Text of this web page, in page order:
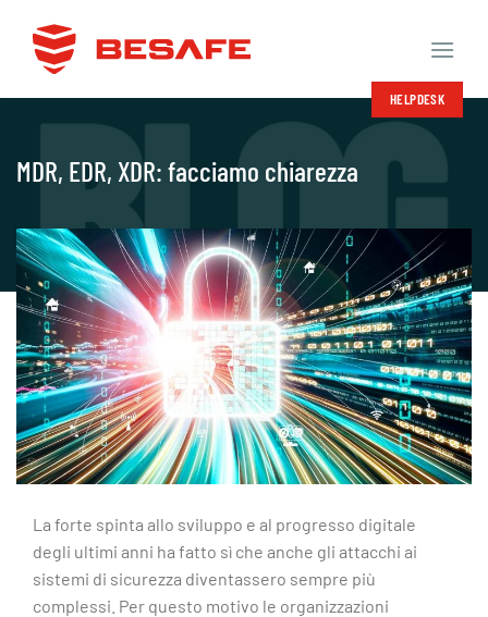
contenuti
HELPDESK
MDR, EDR, XDR: facciamo chiarezza
La forte spinta allo sviluppo e al progresso digitale
degli ultimi anni ha fatto sì che anche gli attacchi ai
sistemi di sicurezza diventassero sempre più
complessi. Per questo motivo le organizzazioni